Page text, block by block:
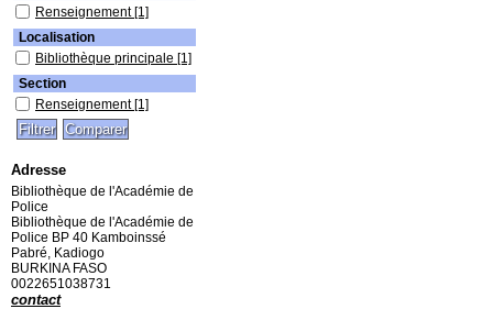
Renseignement [1]
Localisation
Bibliothèque principale [1]
Section
Renseignement [1]
Adresse
Bibliothèque de l'Académie de
Police
Bibliothèque de l'Académie de
Police BP 40 Kamboinssé
Pabré, Kadiogo
BURKINA FASO
0022651038731
contact